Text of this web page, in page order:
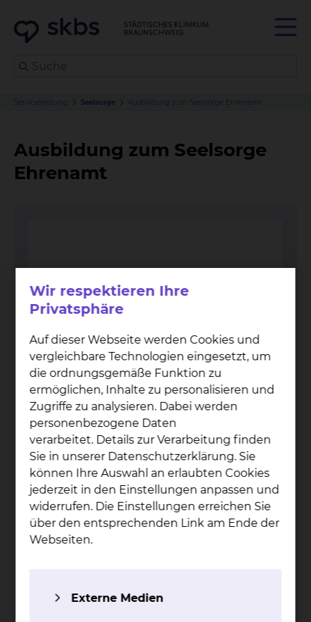
Serviceleistung Seelsorge Ausbildung zum Seelsorge Ehrenamt
Ausbildung zum Seelsorge
Ehrenamt
Evan­ge­lisch-lu­the­ri­sche
Props­tei Braun­schweig
Schützenstraße 23, 38100 Braunschweig
Per E-Mail kontaktieren
Wir respektieren Ihre
Privatsphäre
Auf dieser Webseite werden Cookies und
vergleichbare Technologien eingesetzt, um
die ordnungsgemäße Funktion zu
ermöglichen, Inhalte zu personalisieren und
Zugriffe zu analysieren. Dabei werden
personenbezogene Daten
verarbeitet. Details zur Verarbeitung finden
Sie in unserer Datenschutzerklärung. Sie
können Ihre Auswahl an erlaubten Cookies
jederzeit in den Einstellungen anpassen und
widerrufen. Die Einstellungen erreichen Sie
über den entsprechenden Link am Ende der
Webseiten.
Externe Medien